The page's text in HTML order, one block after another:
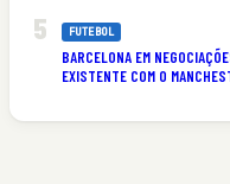
FUTEBOL
BARCELONA EM
EXISTENTE COM O